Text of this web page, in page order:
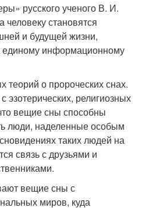
русского ученого В. И.
человеку становятся
и будущей жизни,
единому информационному
теорий о пророческих снах.
эзотерических, религиозных
вещие сны способны
люди, наделенные особым
таких людей на
связь с друзьями и
вещие сны с
миров, куда